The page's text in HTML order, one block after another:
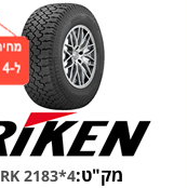
מק"ט:RK 2183*4